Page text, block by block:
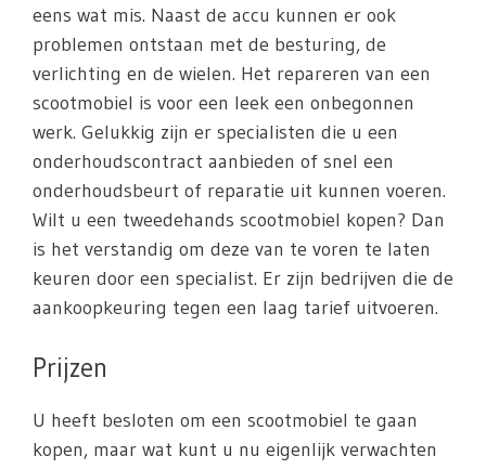
eens wat mis. Naast de accu kunnen er ook
problemen ontstaan met de besturing, de
verlichting en de wielen. Het repareren van een
scootmobiel is voor een leek een onbegonnen
werk. Gelukkig zijn er specialisten die u een
onderhoudscontract aanbieden of snel een
onderhoudsbeurt of reparatie uit kunnen voeren.
Wilt u een tweedehands scootmobiel kopen? Dan
is het verstandig om deze van te voren te laten
keuren door een specialist. Er zijn bedrijven die de
aankoopkeuring tegen een laag tarief uitvoeren.
Prijzen
U heeft besloten om een scootmobiel te gaan
kopen, maar wat kunt u nu eigenlijk verwachten